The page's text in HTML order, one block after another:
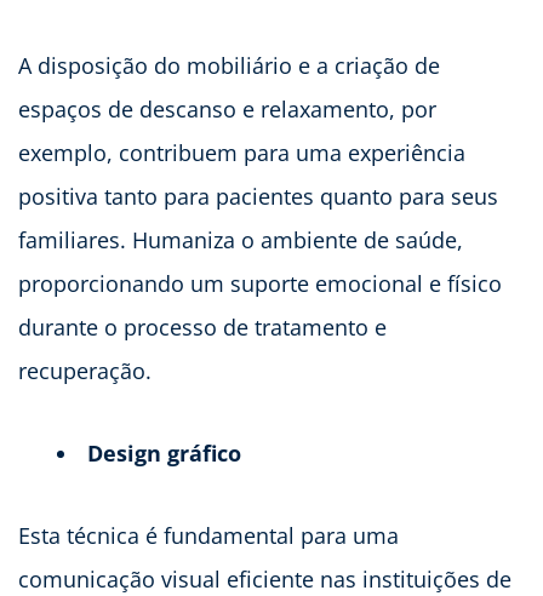
A disposição do mobiliário e a criação de
espaços de descanso e relaxamento, por
exemplo, contribuem para uma experiência
positiva tanto para pacientes quanto para seus
familiares. Humaniza o ambiente de saúde,
proporcionando um suporte emocional e físico
durante o processo de tratamento e
recuperação.
Design gráfico
Esta técnica é fundamental para uma
comunicação visual eficiente nas instituições de